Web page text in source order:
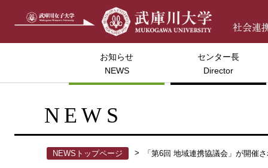
お知らせ
NEWS
センター長
Director
NEWS
NEWSトップページ 「第6回 地域連携協議会」が開催